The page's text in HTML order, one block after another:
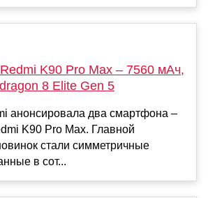
K90 Pro Max – 7560 мАч,
8 Elite Gen 5
анонсировала два смартфона –
K90 Pro Max. Главной
стали симметричные
в сот...